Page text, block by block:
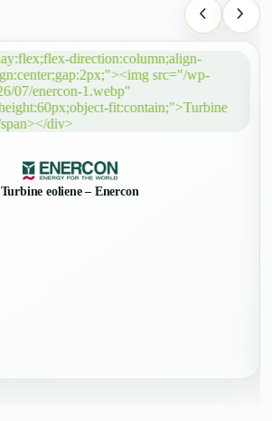
Turbine eoliene – Enercon